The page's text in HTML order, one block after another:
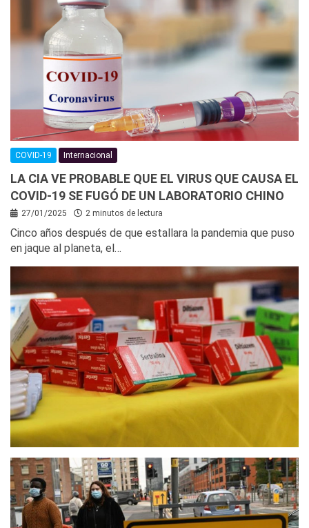
COVID-19 Internacional
LA CIA VE PROBABLE QUE EL VIRUS QUE CAUSA EL
COVID-19 SE FUGÓ DE UN LABORATORIO CHINO
27/01/2025 2 minutos de lectura
Cinco años después de que estallara la pandemia que puso
en jaque al planeta, el…